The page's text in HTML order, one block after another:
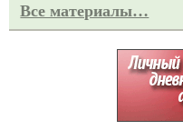
Все материалы…